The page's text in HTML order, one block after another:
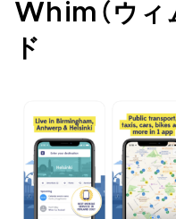
Whim（ウィ
ド